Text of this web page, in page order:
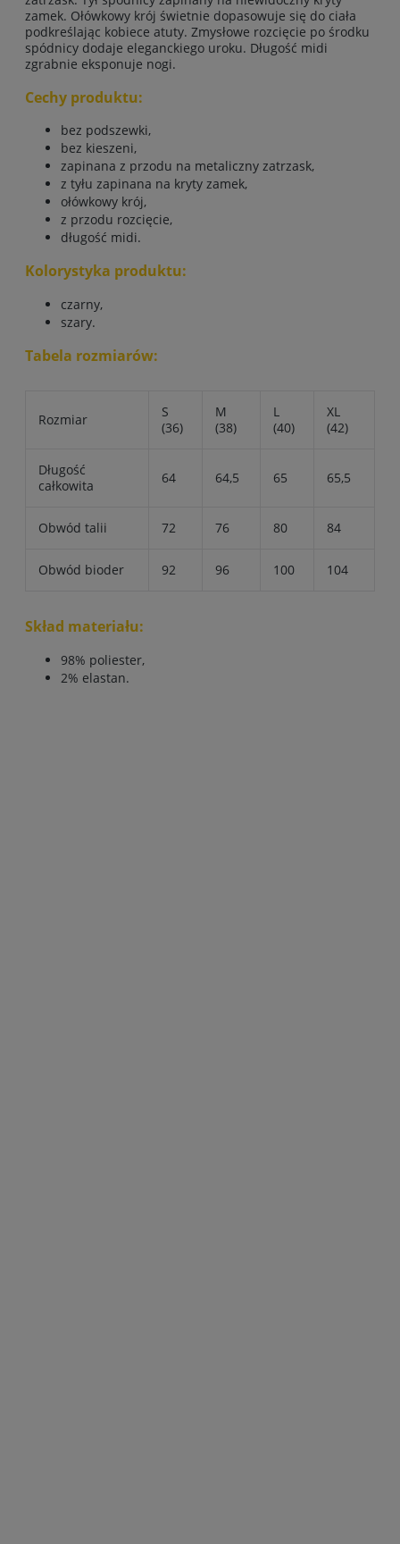
zamek. Ołówkowy krój świetnie dopasowuje się do ciała
podkreślając kobiece atuty. Zmysłowe rozcięcie po środku
spódnicy dodaje eleganckiego uroku. Długość midi
zgrabnie eksponuje nogi.
Cechy produktu:
bez podszewki,
bez kieszeni,
zapinana z przodu na metaliczny zatrzask,
z tyłu zapinana na kryty zamek,
ołówkowy krój,
z przodu rozcięcie,
długość midi.
Kolorystyka produktu:
czarny,
szary.
Tabela rozmiarów:
Rozmiar
S
(36)
M
(38)
L
(40)
XL
(42)
Długość
całkowita
64 64,5 65 65,5
Obwód talii 72 76 80 84
Obwód bioder 92 96 100 104
Skład materiału:
98% poliester,
2% elastan.